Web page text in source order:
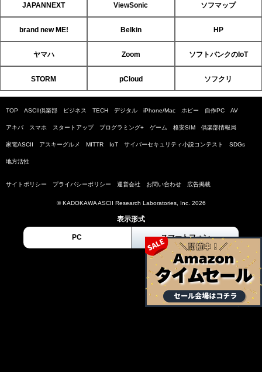
JAPANNEXT ViewSonic ソフマップ
brand new ME! Belkin HP
ヤマハ Zoom ソフトバンクのIoT
STORM pCloud ソフクリ
TOP ASCII倶楽部 ビジネス TECH デジタル iPhone/Mac ホビー 自作PC AV
アキバ スマホ スタートアップ プログラミング+ ゲーム 格安SIM 倶楽部情報局
家電ASCII アスキーグルメ MITTR IoT サイバーセキュリティ小説コンテスト SDGs
地方活性
サイトポリシー プライバシーポリシー 運営会社 お問い合わせ 広告掲載
© KADOKAWA ASCII Research Laboratories, Inc. 2026
表示形式
PC スマートフォン